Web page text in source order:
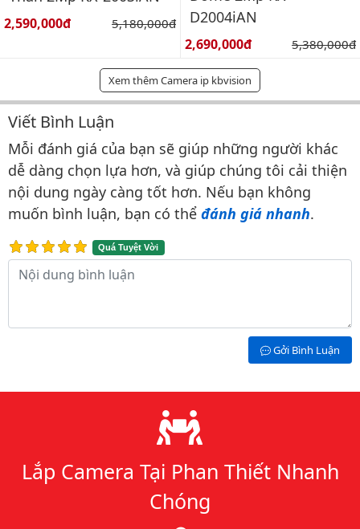
Giá bán:
2,590,000đ Giá gốc:
5,180,000đ
D2004iAN
Giá bán:
2,690,000đ Giá gốc:
5,380,000đ
Xem thêm Camera ip kbvision
Bình luận & Đánh giá
Viết Bình Luận
Mỗi đánh giá của bạn sẽ giúp những người khác
dễ dàng chọn lựa hơn, và giúp chúng tôi cải thiện
nội dung ngày càng tốt hơn. Nếu bạn không
muốn bình luận, bạn có thể đánh giá nhanh.
Quá Tuyệt Vời
Nội dung bình luận
Gởi Bình Luận
Lý do chọn chúng tôi
Lắp Camera Tại Phan Thiết Nhanh
Chóng